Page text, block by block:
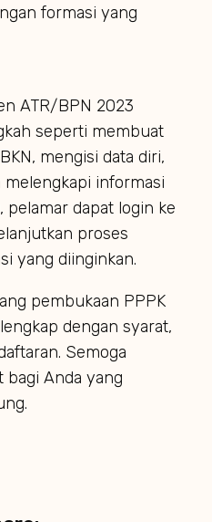
formasi yang
ATR/BPN 2023
seperti membuat
mengisi data diri,
melengkapi informasi
pelamar dapat login ke
proses
yang diinginkan.
pembukaan PPPK
dengan syarat,
Semoga
bagi Anda yang